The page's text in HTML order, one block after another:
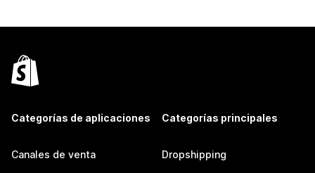
Categorías de aplicaciones
Canales de venta
Categorías principales
Dropshipping